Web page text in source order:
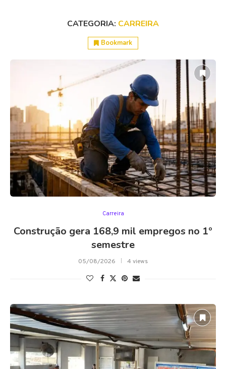
CATEGORIA: CARREIRA
Bookmark
Carreira
Construção gera 168,9 mil empregos no 1º
semestre
05/08/2026 4 views